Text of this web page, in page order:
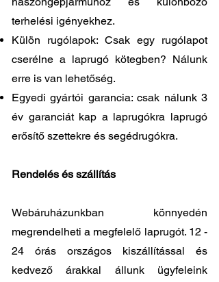
terhelési igényekhez.
Külön rugólapok: Csak egy rugólapot
cserélne a laprugó kötegben? Nálunk
erre is van lehetőség.
Egyedi gyártói garancia: csak nálunk 3
év garanciát kap a laprugókra laprugó
erősítő szettekre és segédrugókra.
Rendelés és szállítás
Webáruházunkban könnyedén
megrendelheti a megfelelő laprugót. 12 -
24 órás országos kiszállítással és
kedvező árakkal állunk ügyfeleink